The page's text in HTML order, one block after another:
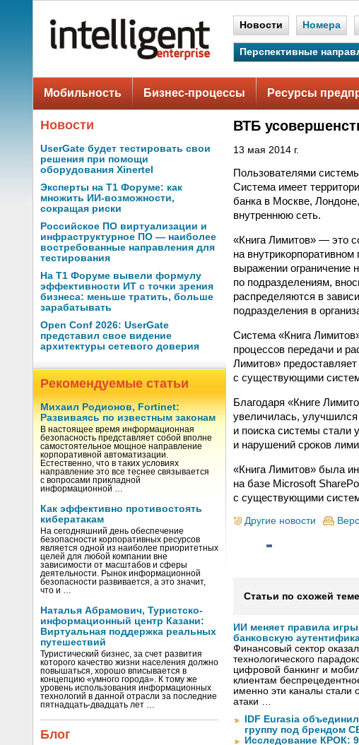
Новости Номера
Перспективные
Мобильность Бизнес-процессы Ресурсы
Новости
UserGate будет тестировать свои
решения при помощи
оборудования Xinertel
Эксперты на Т1 Форуме: как
множить ИИ-возможности,
сокращая риски
Российское ПО виртуализации и
инфраструктурное ПО — наиболее
востребованные направления для
тестирования
На Т1 Форуме вывели формулу
эффективности ИТ с точки зрения
бизнеса: меньше тратить, больше
зарабатывать
Open Conf 2026: UserGate
представил свое видение
архитектуры сетевого доверия
Рекомендуемые статьи
Михаил Родионов, Fortinet:
Развиваясь по известным законам
В настоящее время информационная
безопасность представляет собой вполне
самостоятельное мощное направление
корпоративной автоматизации.
Естественно, что в таких условиях
направление это все теснее связывается
с вопросами прикладной
информационной …
Как эффективно противостоять
кибератакам
На сегодняшний день обеспечение
безопасности корпоративных ресурсов
является одной из наиболее приоритетных
целей для любой компании вне
зависимости от масштабов и сферы
деятельности. Рынок информационной
безопасности развивается, а это значит,
что и …
Наталья Абрамович, Туристско-
информационный центр Казани:
Виртуальная поддержка реальных
путешествий
Туристический бизнес, за счет развития
которого качество жизни населения должно
повышаться, хорошо вписывается в
концепцию «умного города». К тому же
уровень использования информационных
технологий в данной отрасли за последние
пятнадцать-двадцать лет …
Блог
ВТБ
13 мая 2014 г.
Пользователями
Система имеет
банка в Москве,
внутреннюю сеть.
«Книга Лимитов» — это
на
выражении ограничение
по подразделениям,
распределяются в
подразделения в
Система «Книга
процессов передачи и
Лимитов»
с существующими
Благодаря «Книге
увеличилась,
и поиска системы стали
и нарушений сроков
«Книга Лимитов» была
на базе Microsoft
с существующими
Другие новости
Статьи по схожей теме
ИИ меняет правила
банковскую
Финансовый сектор
технологического
цифровой банкинг и
клиентам
именно эти каналы стали
атаки …
IDF Eurasia
группу под брендом
Исследование КРОК: